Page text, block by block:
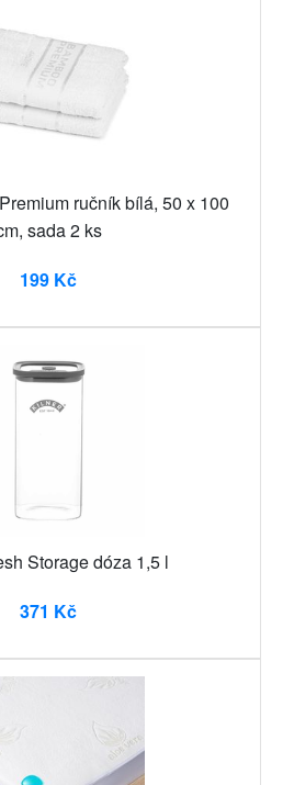
ručník bílá, 50 x 100
sada 2 ks
199 Kč
Storage dóza 1,5 l
371 Kč